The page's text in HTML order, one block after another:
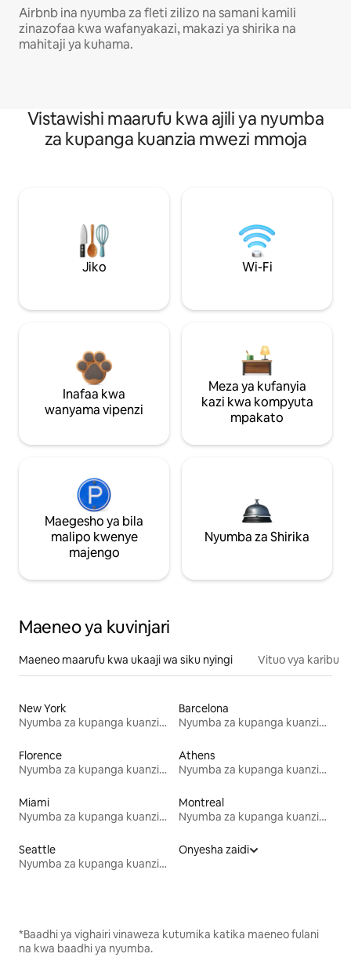
Airbnb ina nyumba za fleti zilizo na samani kamili
zinazofaa kwa wafanyakazi, makazi ya shirika na
mahitaji ya kuhama.
Vistawishi maarufu kwa ajili ya nyumba
za kupanga kuanzia mwezi mmoja
Jiko Wi-Fi
Inafaa kwa
wanyama vipenzi
Meza ya kufanyia
kazi kwa kompyuta
mpakato
Maegesho ya bila
malipo kwenye
majengo
Nyumba za Shirika
Maeneo ya kuvinjari
Maeneo maarufu kwa ukaaji wa siku nyingi Vituo vya karibu
New York
Nyumba za kupanga kuanzia mwezi mmoja
Barcelona
Nyumba za kupanga kuanzia mwezi mmoja
Florence
Nyumba za kupanga kuanzia mwezi mmoja
Athens
Nyumba za kupanga kuanzia mwezi mmoja
Miami
Nyumba za kupanga kuanzia mwezi mmoja
Montreal
Nyumba za kupanga kuanzia mwezi mmoja
Seattle
Nyumba za kupanga kuanzia mwezi mmoja
Onyesha zaidi
*Baadhi ya vighairi vinaweza kutumika katika maeneo fulani
na kwa baadhi ya nyumba.